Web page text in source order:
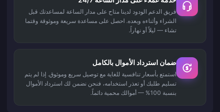
فريق الدعم الودود لدينا متاح على مدار الساعة لمساعدتك قبل
الشراء وأثناءه وبعده. احصل على مساعدة سريعة وموثوقة وقتما
تشاء — ليلاً أو نهاراً.
ضمان استرداد الأموال بالكامل
استمتع بأسعار تنافسية للغاية مع توصيل سريع وموثوق. إذا لم يتم
تسليم طلبك أو تعذر استخدامه، فنحن نضمن لك استرداد الأموال
بنسبة 100% — أموالك محمية دائماً.